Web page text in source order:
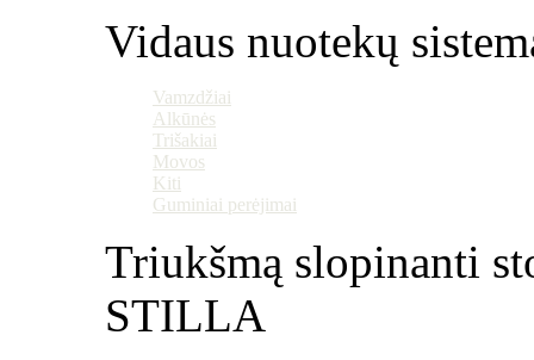
Vidaus nuotekų
Vamzdžiai
Alkūnės
Trišakiai
Movos
Kiti
Guminiai perėjimai
Triukšmą slopinanti
STILLA